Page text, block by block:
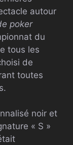
autour
poker
du
tous les
de
toutes
noir et
« S »